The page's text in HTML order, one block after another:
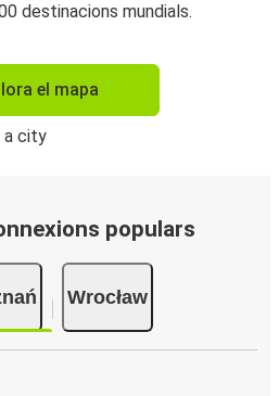
destinacions mundials.
el mapa
populars
Wrocław